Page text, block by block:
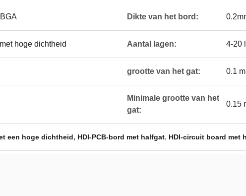
Dikte van het bord:
hoge dichtheid Aantal lagen: 4-20
grootte van het gat: 0.1
Minimale grootte van het
gat:
0.15
een hoge dichtheid, HDI-PCB-bord met halfgat, HDI-circuit board met